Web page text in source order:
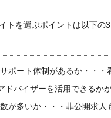
トを選ぶポイントは以下の3
ポート体制があるか・・・
ドバイザーを活用できるか
が多いか・・・非公開求人